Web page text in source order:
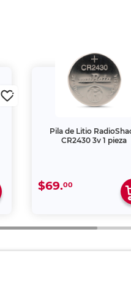
Pila de Litio
CR2430 3v 1 pieza
$69.00